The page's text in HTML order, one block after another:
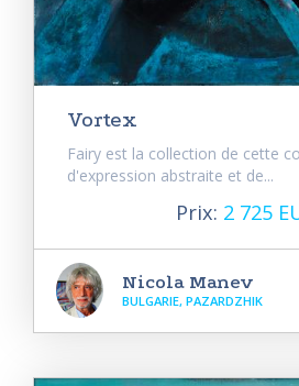
Vortex
Fairy est la collection de cette
d'expression abstraite et de...
Prix: 2 725
Nicola Manev
BULGARIE, PAZARDZHIK